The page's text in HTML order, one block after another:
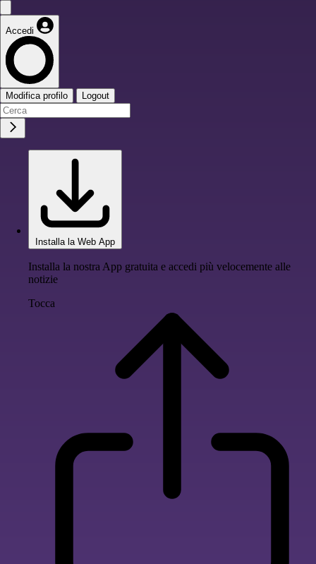
Accedi
Modifica profilo Logout
Installa la Web App
Installa la nostra App gratuita e accedi più velocemente alle
notizie
Tocca